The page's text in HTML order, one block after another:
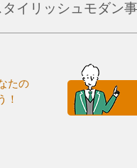
タイリッシュモダン
たの
！